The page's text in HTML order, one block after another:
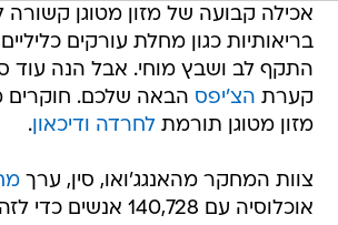
אכילה קבועה של מזון מטוגן
בריאותיות כגון מחלת עורקים
התקף לב ושבץ מוחי. אבל הנה עוד
קערת הצ'יפס הבאה שלכם. חוקרים
מזון מטוגן תורמתלחרדה ודיכאון.
צוות המחקר מהאנגג'ואו, סין, ערך
אוכלוסיה עם 140,728